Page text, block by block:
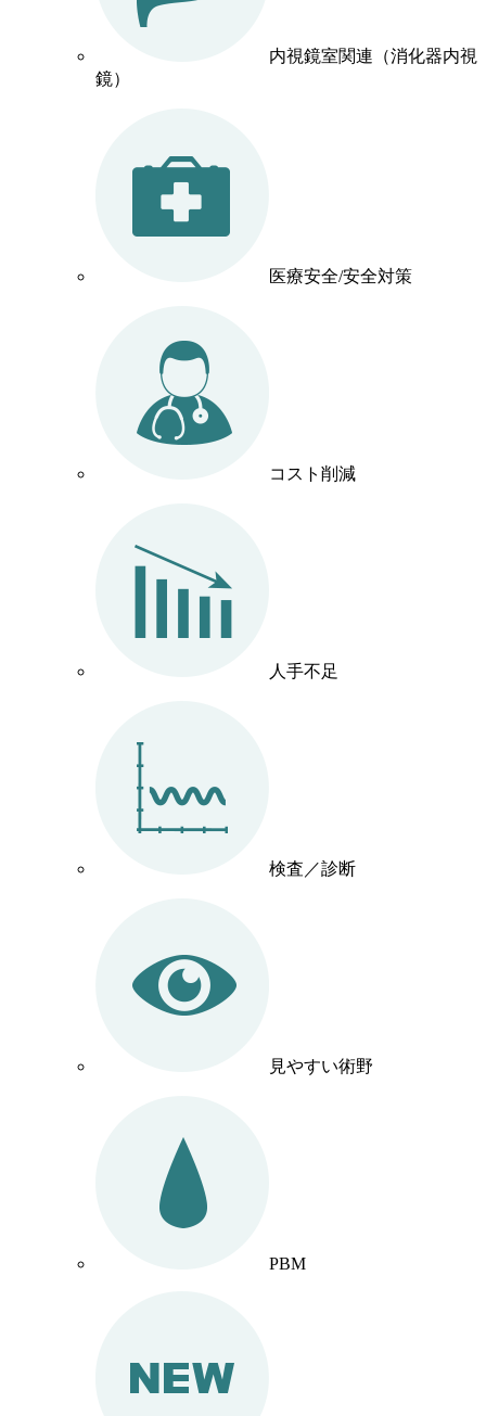
内視鏡室関連（消化器内視
鏡）
医療安全/安全対策
コスト削減
人手不足
検査／診断
見やすい術野
PBM